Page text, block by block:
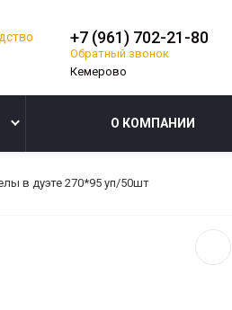
+7 (961) 702-21-80
Обратный звонок
О КОМПАНИИ
в дуэте 270*95 уп/50шт